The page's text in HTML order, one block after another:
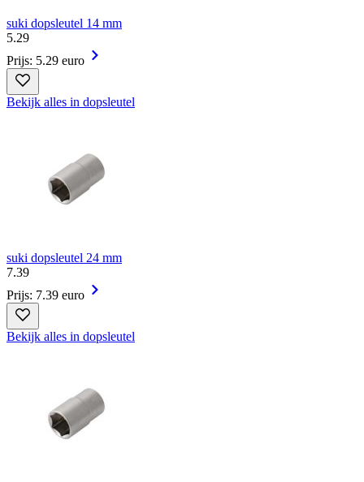
suki dopsleutel 14 mm
5.29
Prijs: 5.29 euro
Bekijk alles in dopsleutel
suki dopsleutel 24 mm
7.39
Prijs: 7.39 euro
Bekijk alles in dopsleutel